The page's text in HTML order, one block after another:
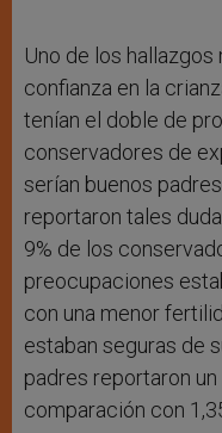
Uno de los
confianza en la
tenían el doble de
conservadores de
serían buenos
reportaron tales
9% de los
preocupaciones
con una menor
estaban seguras de
padres reportaron
comparación con